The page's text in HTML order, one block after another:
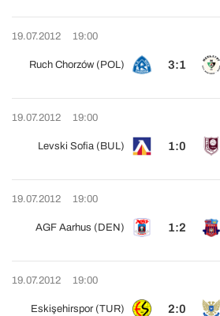
19.07.2012 19:00
Ruch Chorzów (POL) 3:1
19.07.2012 19:00
Levski Sofia (BUL) 1:0
19.07.2012 19:00
AGF Aarhus (DEN) 1:2
19.07.2012 19:00
Eskişehirspor (TUR) 2:0